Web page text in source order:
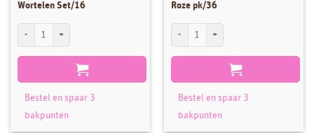
Wortelen Set/16
FunCakes Suikerdecoratie Wortelen Set/16 aantal
Bestel en spaar 3
bakpunten
Roze pk/36
House of Marie MINI Baking Cups Folie
Bestel en spaar 3
bakpunten